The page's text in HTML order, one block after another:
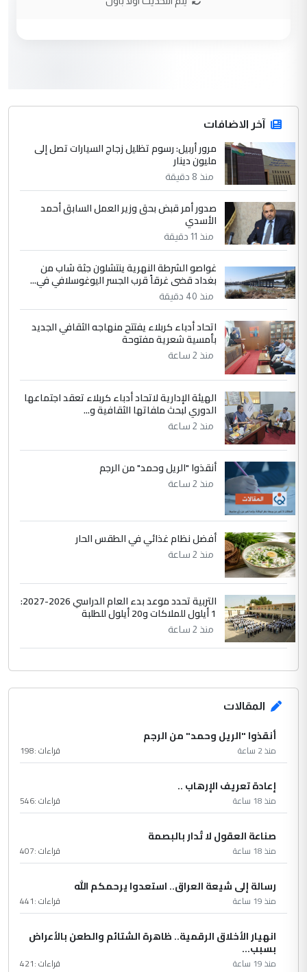
المشترك لا تستهدف أية دولة ومفتوحة لانضمام
الدول الشقيقة
4 يوسف غزوان عصمت
التعليق : بكالوريوس فيزياء طبية متزوج و
زوجتي أيضا بكالوريوس سكني بغداد أرغب في
إكمال دراستي داخل ...
الموضوع :
السعودية توافق على الاستمرار في
إعطاء 100 منحة دراسية للطلبة العراقيين في
جامعاتها سنويا
التعليق : نحن اباء الطلاب الأوائل على العراق
نتشرف بلقاء السيد احمد الصافي في العتبات
الحسنية لزرع ...
الموضوع :مكتب السيد احمد الصافي : لا يوجود
لدينا اي حساب على الفيس بوك وتويتر
آخر الاضافات
مرور أربيل: رسوم تظليل زجاج السيارات تصل إلى
مليون دينار
منذ 8 دقيقة
صدور أمر قبض بحق وزير العمل السابق أحمد
الأسدي
منذ 11 دقيقة
غواصو الشرطة النهرية ينتشلون جثة شاب من
بغداد قضى غرقاً قرب الجسر اليوغوسلافي في...
منذ 40 دقيقة
اتحاد أدباء كربلاء يفتتح منهاجه الثقافي الجديد
بأمسية شعرية مفتوحة
منذ 2 ساعة
الهيئة الإدارية لاتحاد أدباء كربلاء تعقد اجتماعها
الدوري لبحث ملفاتها الثقافية و...
منذ 2 ساعة
أنقذوا "الريل وحمد" من الرجم
منذ 2 ساعة
أفضل نظام غذائي في الطقس الحار
منذ 2 ساعة
التربية تحدد موعد بدء العام الدراسي 2026-2027:
1 أيلول للملاكات و20 أيلول للطلبة
منذ 2 ساعة
المقالات
أنقذوا "الريل وحمد" من الرجم
منذ 2 ساعة قراءات :198
إعادة تعريف الإرهاب ..
منذ 18 ساعة قراءات :546
صناعة العقول لا تُدار بالبصمة
منذ 18 ساعة قراءات :407
رسالة إلى شيعة العراق.. استعدوا يرحمكم الله
منذ 19 ساعة قراءات :441
انهيار الأخلاق الرقمية.. ظاهرة الشتائم والطعن بالأعراض
بسبب...
منذ 19 ساعة قراءات :421